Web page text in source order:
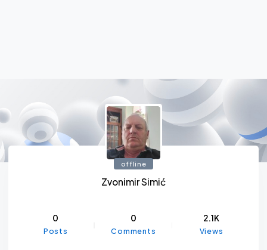
offline
Zvonimir Simić
0
Posts
0
Comments
2.1K
Views